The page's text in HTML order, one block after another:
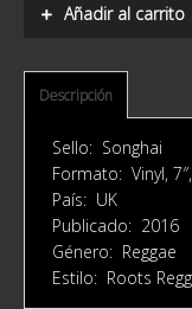
High
‎–
Help
Nation
quantity
Añadir al carrito
Descripción
Sello: Songhai ‎
Formato: Vinyl,
País: UK
Publicado: 2016
Género: Reggae
Estilo: Roots